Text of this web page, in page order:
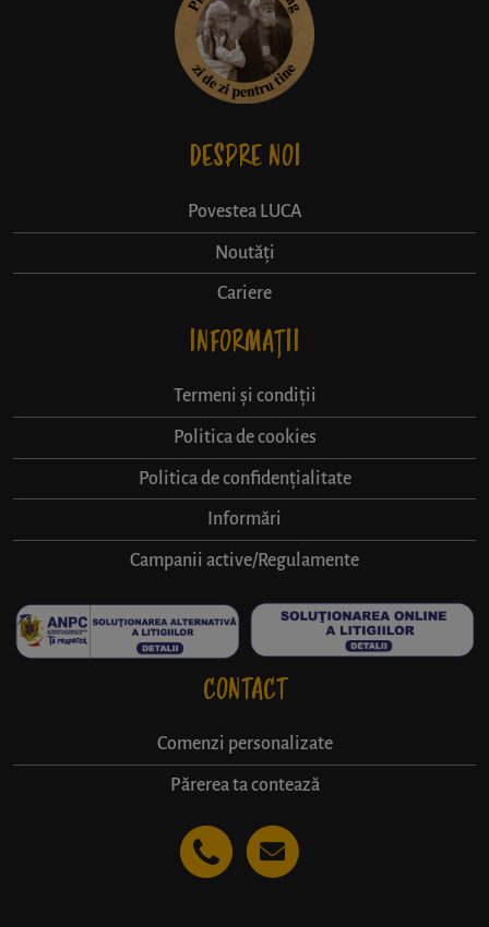
DESPRE NOI
Povestea LUCA
Noutăți
Cariere
INFORMAȚII
Termeni și condiții
Politica de cookies
Politica de confidențialitate
Informări
Campanii active/Regulamente
CONTACT
Comenzi personalizate
Părerea ta contează